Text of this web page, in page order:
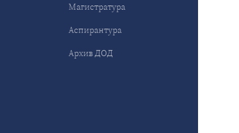
Магистратура
Аспирантура
Архив ДОД